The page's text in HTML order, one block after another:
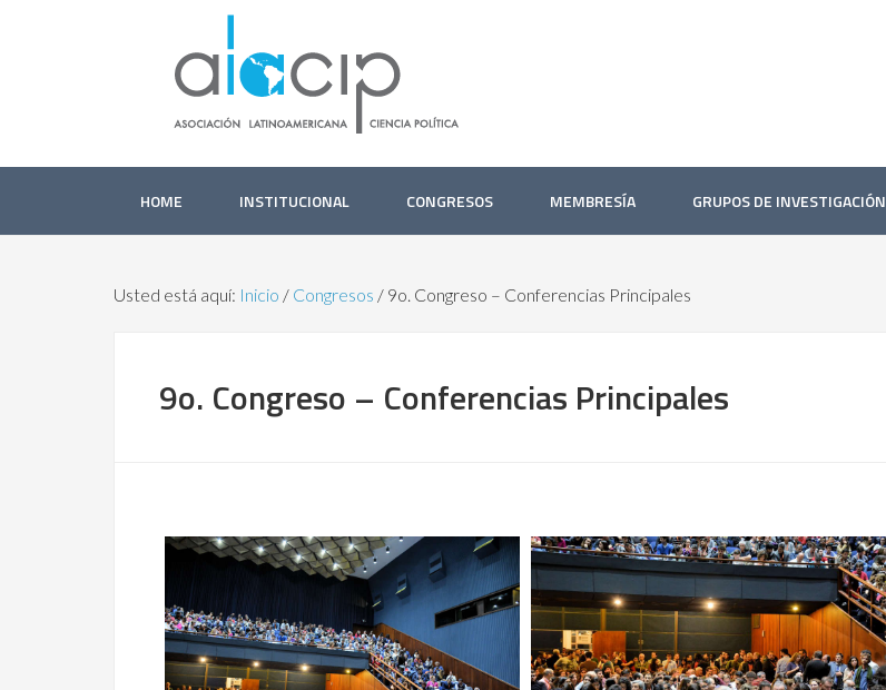
HOME INSTITUCIONAL CONGRESOS MEMBRESÍA GRUPOS DE INVESTIGACIÓN
Usted está aquí: Inicio / Congresos / 9o. Congreso – Conferencias Principales
9o. Congreso – Conferencias Principales